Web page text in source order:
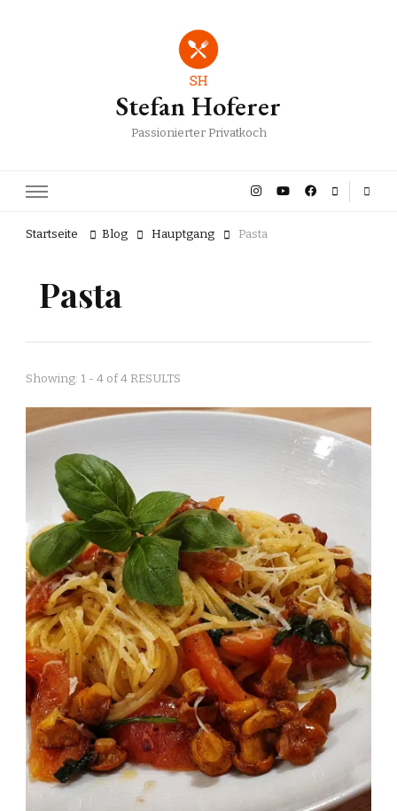
Stefan Hoferer
Passionierter Privatkoch
Startseite Blog Hauptgang Pasta
Pasta
Showing: 1 - 4 of 4 RESULTS